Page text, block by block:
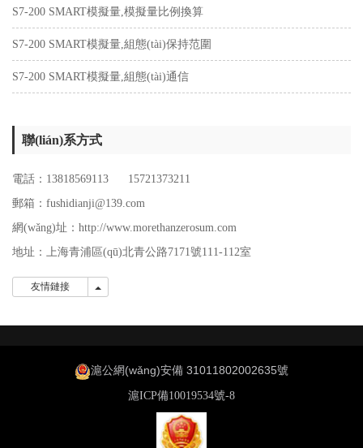
S7-200 SMART模擬量,模擬量比例換算
S7-200 SMART模擬量,組態(tài)保持范圍
S7-200 SMART模擬量,組態(tài)通信
聯(lián)系方式
電話：13818569113 15721373211
郵箱：fushidianji@139.com
網(wǎng)址：http://www.morethanzerosum.com
地址： 上海青浦區(qū)北青公路7171號111-112室
友情鏈接
滬公網(wǎng)安備 31011802002635號
滬ICP備10019534號-8